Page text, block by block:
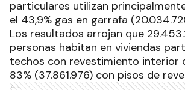
particulares utilizan
el 43,9% gas en garrafa
Los resultados arrojan que
personas habitan en viviendas
techos con revestimiento interior
83% (37.861.976) con pisos de
Ads